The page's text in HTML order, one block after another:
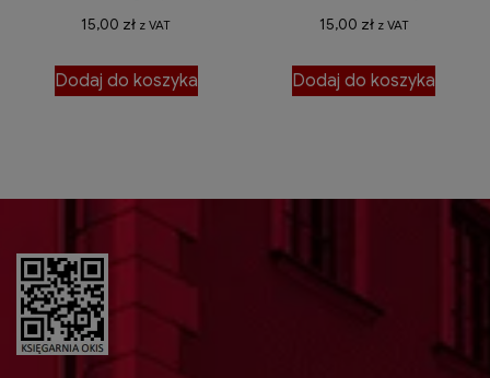
15,00 zł z VAT
Dodaj do koszyka
15,00 zł z VAT
Dodaj do koszyka